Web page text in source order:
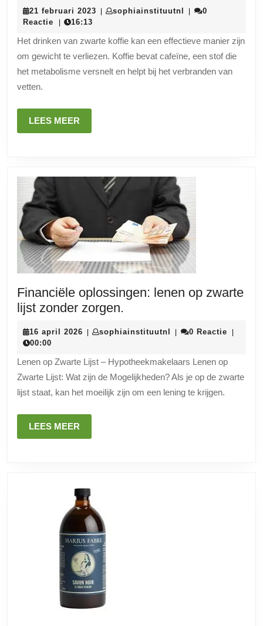
met
Koffie
21 februari 2023 21| sophiainstituutnl sophiainstituutnl
|
0
Reactie
| 16:13
Het drinken van zwarte koffie kan een effectieve manier zijn
om gewicht te verliezen. Koffie bevat cafeïne, een stof die
het metabolisme versnelt en helpt bij het verbranden van
vetten.
LEES MEER
MEER
Financiële oplossingen: lenen op zwarte
lijst zonder zorgen.
lenen
zwarte
lijst
zonder
16 april 2026 16| sophiainstituutnl sophiainstituutnl
| 0 Reactie |
00:00
Lenen op Zwarte Lijst – Hypotheekmakelaars Lenen op
Zwarte Lijst: Wat zijn de Mogelijkheden? Als je op de zwarte
lijst staat, kan het moeilijk zijn om een lening te krijgen.
LEES MEER
MEER